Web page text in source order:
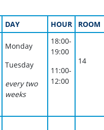
DAY HOUR ROOM
Monday
Tuesday
every two
weeks
18:00-
19:00
11:00-
12:00
14